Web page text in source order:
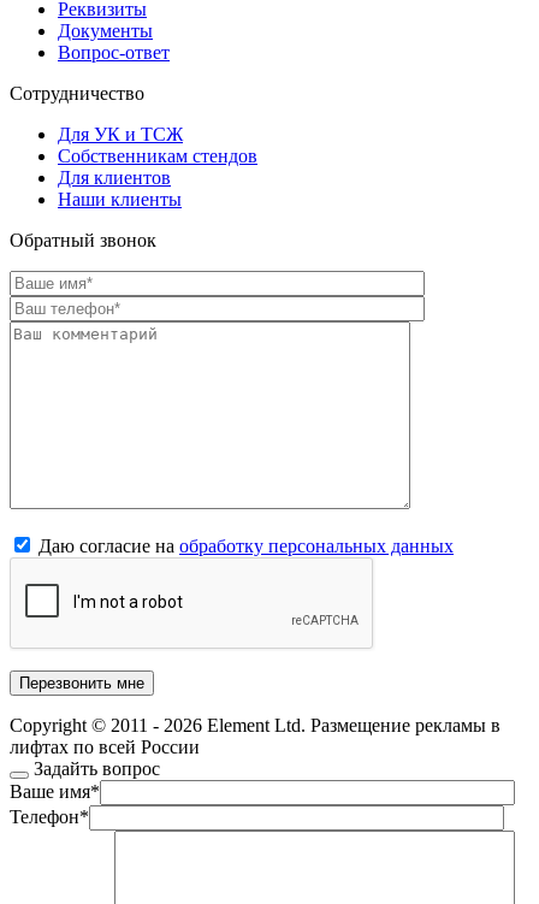
Реквизиты
Документы
Вопрос-ответ
Сотрудничество
Для УК и ТСЖ
Собственникам стендов
Для клиентов
Наши клиенты
Обратный звонок
Даю согласие на обработку персональных данных
Copyright © 2011 - 2026 Element Ltd. Размещение рекламы в
лифтах по всей России
Задайть вопрос
Ваше имя*
Телефон*